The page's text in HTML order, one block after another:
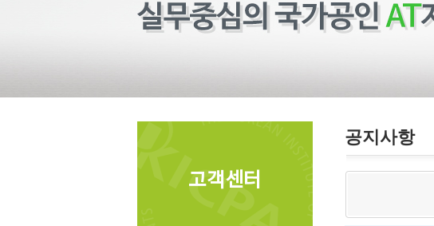
고객센터
공지사항